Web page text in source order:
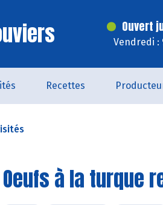
Ouvert
Vendredi :
Recettes
Oeufs à la turque